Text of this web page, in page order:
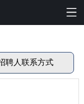
聘人联系方式